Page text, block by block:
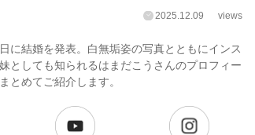
2025.12.09 views
に結婚を発表。白無垢姿の写真とともにインス
としても知られるはまだこうさんのプロフィー
とめてご紹介します。